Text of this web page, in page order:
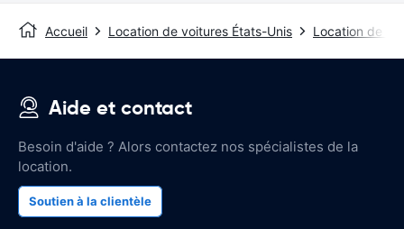
Accueil Location de voitures États-Unis Location de
Aide et contact
Besoin d'aide ? Alors contactez nos spécialistes de la
location.
Soutien à la clientèle